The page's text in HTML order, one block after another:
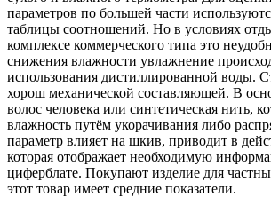
параметров по большей части
таблицы соотношений. Но в условиях
комплексе коммерческого типа это
снижения влажности увлажнение
использования дистиллированной воды.
хорош механической составляющей. В
волос человека или синтетическая нить,
влажность путём укорачивания либо
параметр влияет на шкив, приводит в
которая отображает необходимую
циферблате. Покупают изделие для
этот товар имеет средние показатели.